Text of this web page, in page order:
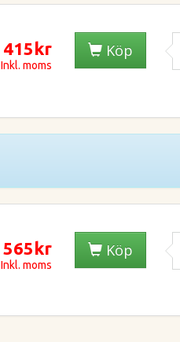
415kr
Inkl. moms
Köp
565kr
Inkl. moms
Köp